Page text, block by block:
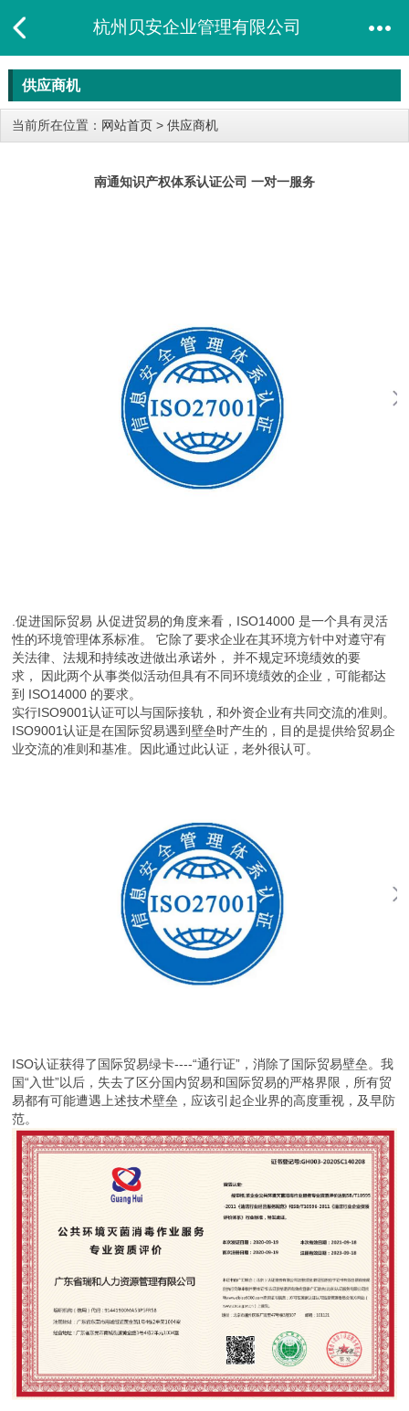
杭州贝安企业管理有限公司
供应商机
当前所在位置： 网站首页 > 供应商机
南通知识产权体系认证公司 一对一服务
.促进国际贸易 从促进贸易的角度来看，ISO14000 是一个具有灵活
性的环境管理体系标准。 它除了要求企业在其环境方针中对遵守有
关法律、法规和持续改进做出承诺外， 并不规定环境绩效的要
求， 因此两个从事类似活动但具有不同环境绩效的企业，可能都达
到 ISO14000 的要求。
实行ISO9001认证可以与国际接轨，和外资企业有共同交流的准则。
ISO9001认证是在国际贸易遇到壁垒时产生的，目的是提供给贸易企
业交流的准则和基准。因此通过此认证，老外很认可。
ISO认证获得了国际贸易绿卡----“通行证”，消除了国际贸易壁垒。我
国“入世”以后，失去了区分国内贸易和国际贸易的严格界限，所有贸
易都有可能遭遇上述技术壁垒，应该引起企业界的高度重视，及早防
范。